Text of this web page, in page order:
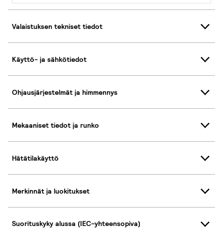
Valaistuksen tekniset tiedot
Käyttö- ja sähkötiedot
Ohjausjärjestelmät ja himmennys
Mekaaniset tiedot ja runko
Hätätilakäyttö
Merkinnät ja luokitukset
Suorituskyky alussa (IEC-yhteensopiva)